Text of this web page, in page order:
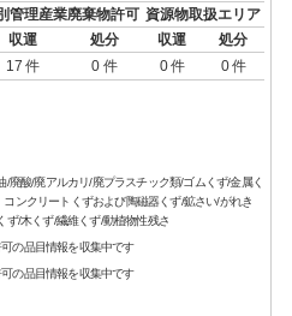
管理産業廃棄物許可 資源物取扱エリア
収運 処分 収運
処分
17 件 0 件 0 件 0 件
/廃酸/廃アルカリ/廃プラスチック類/ゴムくず/金属く
コンクリートくずおよび陶磁器くず/鉱さい/がれき
ず/木くず/繊維くず/動植物性残さ
の品目情報を収集中です
の品目情報を収集中です